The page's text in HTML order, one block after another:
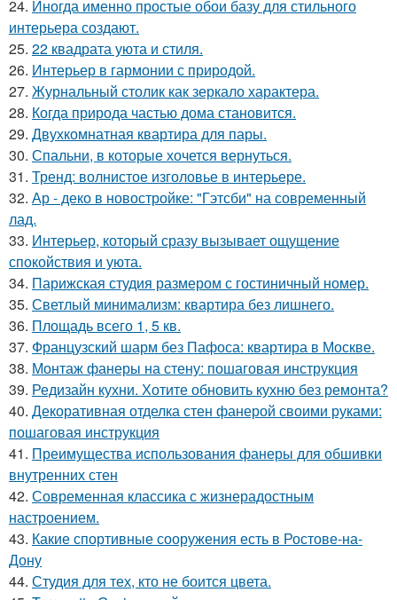
24. Иногда именно простые обои базу для стильного
интерьера создают.
25. 22 квадрата уюта и стиля.
26. Интерьер в гармонии с природой.
27. Журнальный столик как зеркало характера.
28. Когда природа частью дома становится.
29. Двухкомнатная квартира для пары.
30. Спальни, в которые хочется вернуться.
31. Тренд: волнистое изголовье в интерьере.
32. Ар - деко в новостройке: "Гэтсби" на современный
лад.
33. Интерьер, который сразу вызывает ощущение
спокойствия и уюта.
34. Парижская студия размером с гостиничный номер.
35. Светлый минимализм: квартира без лишнего.
36. Площадь всего 1, 5 кв.
37. Французский шарм без Пафоса: квартира в Москве.
38. Монтаж фанеры на стену: пошаговая инструкция
39. Редизайн кухни. Хотите обновить кухню без ремонта?
40. Декоративная отделка стен фанерой своими руками:
пошаговая инструкция
41. Преимущества использования фанеры для обшивки
внутренних стен
42. Современная классика с жизнерадостным
настроением.
43. Какие спортивные сооружения есть в Ростове-на-
Дону
44. Студия для тех, кто не боится цвета.